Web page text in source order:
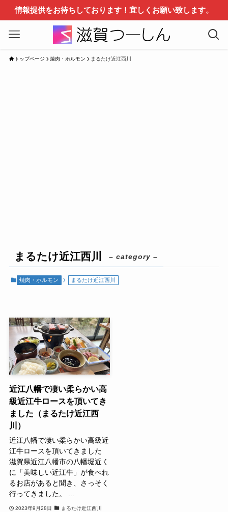
情報提供をお待ちしております！宜しくお願い致します。
トップページ 焼肉・ホルモン まるたけ近江西川
まるたけ近江西川 – category –
焼肉・ホルモン まるたけ近江西川
近江八幡で凄い柔らかい高
級近江牛ロースを頂いてき
ました（まるたけ近江西
川）
近江八幡で凄い柔らかい高級近
江牛ロースを頂いてきました
滋賀県近江八幡市の八幡堀近く
に「美味しい近江牛」が食べれ
るお店があると聞き、さっそく
行ってきました。 ...
2023年9月28日 まるたけ近江西川